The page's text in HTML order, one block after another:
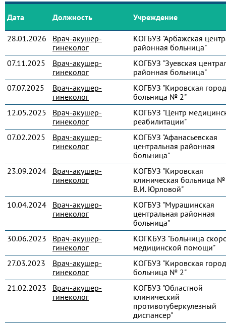
Дата Должность Учреждение
28.01.2026
Врач-акушер-
гинеколог
КОГБУЗ "Арбажская
районная больница"
07.11.2025
Врач-акушер-
гинеколог
КОГБУЗ "Зуевская
районная больница"
07.07.2025
Врач-акушер-
гинеколог
КОГБУЗ "Кировская
больница № 2"
12.05.2025
Врач-акушер-
гинеколог
КОГБУЗ "Центр
реабилитации"
07.02.2025
Врач-акушер-
гинеколог
КОГБУЗ "Афанасьевская
центральная районная
больница"
23.09.2024
Врач-акушер-
гинеколог
КОГБУЗ "Кировская
клиническая больница
В.И. Юрловой"
10.04.2024
Врач-акушер-
гинеколог
КОГБУЗ "Мурашинская
центральная районная
больница"
30.06.2023
Врач-акушер-
гинеколог
КОГКБУЗ "Больница
медицинской помощи"
27.03.2023
Врач-акушер-
гинеколог
КОГБУЗ "Кировская
больница № 2"
21.02.2023
Врач-акушер-
гинеколог
КОГБУЗ "Областной
клинический
противотуберкулезный
диспансер"